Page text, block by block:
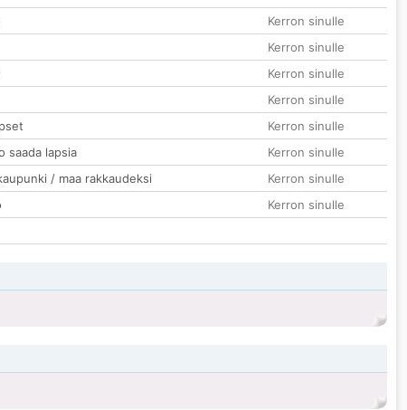
Kerron sinulle
Kerron sinulle
Kerron sinulle
Kerron sinulle
Kerron sinulle
saada lapsia
Kerron sinulle
/ maa rakkaudeksi
Kerron sinulle
Kerron sinulle